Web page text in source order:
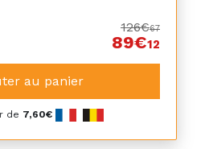
126€67
89€12
au panier
de 7,60€